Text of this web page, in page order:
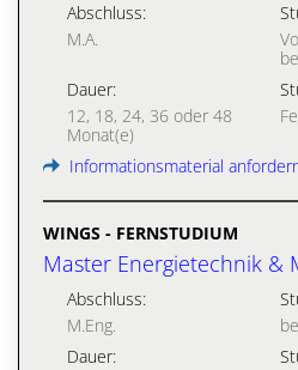
Abschluss:
M.A.
Dauer:
12, 18, 24, 36 oder 48
Monat(e)
Informationsmaterial
WINGS - FERNSTUDIUM
Master Energietechnik &
Abschluss:
M.Eng.
Dauer: